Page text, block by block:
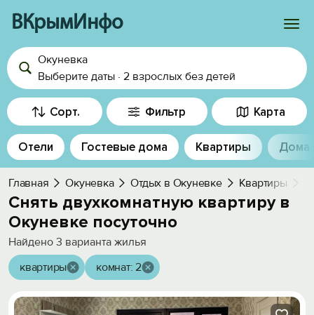
ВКрымИнфо
Войти
Избранное
История просмотра
Добавить свой объект
Окуневка
Выберите даты · 2 взрослых без детей
Сорт. Фильтр Карта
Отели Гостевые дома Квартиры Дома
Главная Окуневка Отдых в Окуневке Квартиры
Снять двухкомнатную квартиру в
Окуневке посуточно
Найдено 3 варианта жилья
квартиры
комнат: 2